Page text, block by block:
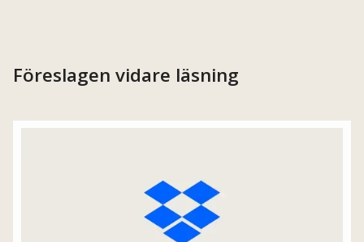
Föreslagen vidare läsning